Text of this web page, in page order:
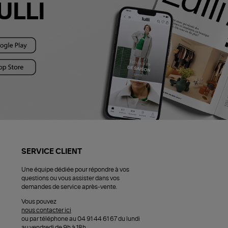
SERVICE CLIENT
Une équipe dédiée pour répondre à vos
questions ou vous assister dans vos
demandes de service après-vente.
Vous pouvez
nous contacter ici
ou par téléphone au 04 91 44 61 67 du lundi